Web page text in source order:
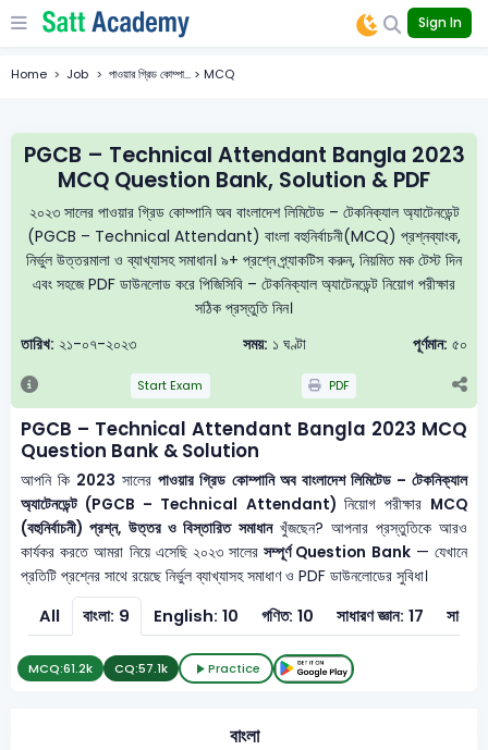
Sign In
Home Job পাওয়ার গ্রিড কোম্পা... > MCQ
PGCB – Technical Attendant Bangla 2023
MCQ Question Bank, Solution & PDF
২০২৩ সালের পাওয়ার গ্রিড কোম্পানি অব বাংলাদেশ লিমিটেড – টেকনিক্যাল অ্যাটেনডেন্ট
(PGCB – Technical Attendant) বাংলা বহুনির্বাচনী(MCQ) প্রশ্নব্যাংক,
নির্ভুল উত্তরমালা ও ব্যাখ্যাসহ সমাধান। ৯+ প্রশ্নে প্র্যাকটিস করুন, নিয়মিত মক টেস্ট দিন
এবং সহজে PDF ডাউনলোড করে পিজিসিবি – টেকনিক্যাল অ্যাটেনডেন্ট নিয়োগ পরীক্ষার
সঠিক প্রস্তুতি নিন।
তারিখ: ২১-০৭-২০২৩ সময়: ১ ঘণ্টা পূর্ণমান: ৫০
Start Exam PDF
PGCB – Technical Attendant Bangla 2023 MCQ
Question Bank & Solution
আপনি কি 2023 সালেরপাওয়ার গ্রিড কোম্পানি অব বাংলাদেশ লিমিটেড – টেকনিক্যাল
অ্যাটেনডেন্ট (PGCB – Technical Attendant) নিয়োগ পরীক্ষার MCQ
(বহুনির্বাচনী) প্রশ্ন, উত্তর ও বিস্তারিত সমাধানখুঁজছেন? আপনার প্রস্তুতিকে আরও
কার্যকর করতে আমরা নিয়ে এসেছি ২০২৩ সালেরসম্পূর্ণ Question Bank— যেখানে
প্রতিটি প্রশ্নের সাথে রয়েছে নির্ভুল ব্যাখ্যাসহ সমাধাণ ও PDF ডাউনলোডের সুবিধা।
All বাংলা: 9 English: 10 গণিত: 10 সাধারণ জ্ঞান: 17
MCQ:61.2k CQ:57.1k Practice
বাংলা